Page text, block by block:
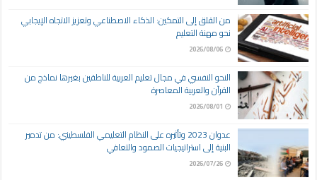
من القلق إلى التمكين: الذكاء الاصطناعي وتعزيز الاتجاه الإيجابي
نحو مهنة التعليم
2026/08/06
النحو النفسي في مجال تعليم العربية للناطقين بغيرها نماذج من
القرآن والعربية المعاصرة
2026/08/01
عدوان 2023 وتأثيره على النظام التعليمي الفلسطيني: من تدمير
البنية إلى استراتيجيات الصمود والتعافي
2026/07/26